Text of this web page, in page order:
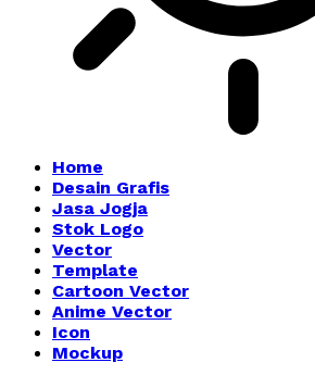
Home
Desain Grafis
Jasa Jogja
Stok Logo
Vector
Template
Cartoon Vector
Anime Vector
Icon
Mockup